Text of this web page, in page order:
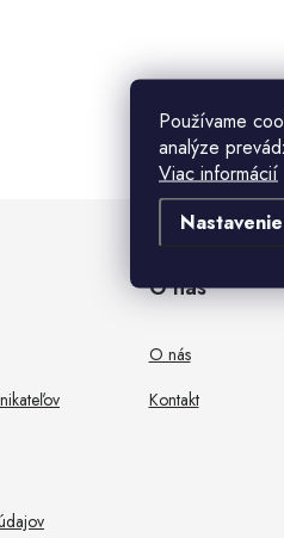
Používame
analýze
Viac informácií
Nastavenie
O nás
O nás
Kontakt